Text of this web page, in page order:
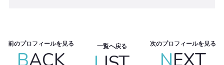
前のプロフィールを見る 一覧へ戻る 次のプロフィールを見る